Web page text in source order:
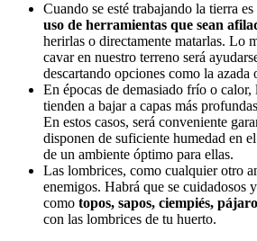
Cuando se esté trabajando la tierra
uso de herramientas que sean
herirlas o directamente matarlas. Lo
cavar en nuestro terreno será
descartando opciones como la azada
En épocas de demasiado frío o calor,
tienden a bajar a capas más
En estos casos, será conveniente
disponen de suficiente humedad en
de un ambiente óptimo para ellas.
Las lombrices, como cualquier otro
enemigos. Habrá que se cuidadosos
como topos, sapos, ciempiés,
con las lombrices de tu huerto.